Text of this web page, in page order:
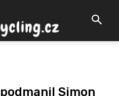
Simon